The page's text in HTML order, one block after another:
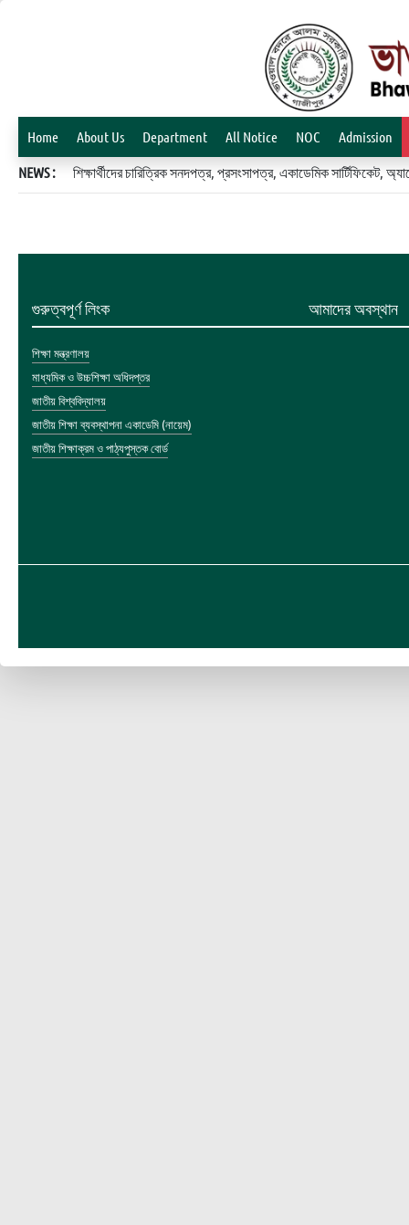
Home About Us Department All Notice NOC Admission
NEWS : শিক্ষার্থীদের চারিত্রিক সনদপত্র, প্রসংসাপত্র, একাডেমিক
গুরুত্বপূর্ণ লিংক
শিক্ষা মন্ত্রণালয়
মাধ্যমিক ও উচ্চশিক্ষা অধিদপ্তর
জাতীয় বিশ্ববিদ্যালয়
জাতীয় শিক্ষা ব্যবস্থাপনা একাডেমি (নায়েম)
জাতীয় শিক্ষাক্রম ও পাঠ্যপুস্তক বোর্ড
আমাদের অবস্থান